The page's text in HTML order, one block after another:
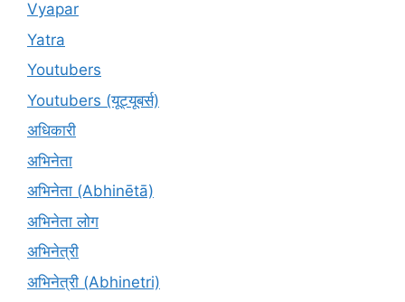
Vyapar
Yatra
Youtubers
Youtubers (यूट्यूबर्स)
अधिकारी
अभिनेता
अभिनेता (Abhinētā)
अभिनेता लोग
अभिनेत्री
अभिनेत्री (Abhinetri)